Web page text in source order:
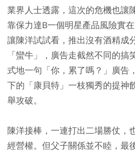
業界人士透露，這次的危機也讓
靠保力達B一個明星產品風險實
讓陳洋試試看，推出沒有酒精
「蠻牛」，廣告走截然不同的搞
式地一句「你，累了嗎？」廣告
下的「康貝特」一枝獨秀的提神
舉攻破。
陳洋接棒，一連打出二場勝仗，
經營權。但父子關係並不睦，最